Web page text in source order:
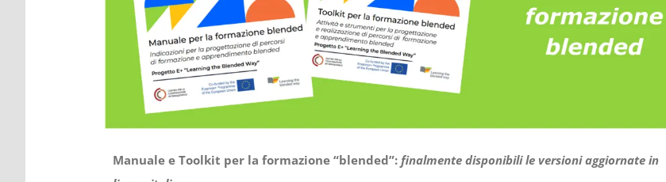
Manuale e Toolkit per la formazione “blended”: finalmente disponibili le versioni aggiornate in